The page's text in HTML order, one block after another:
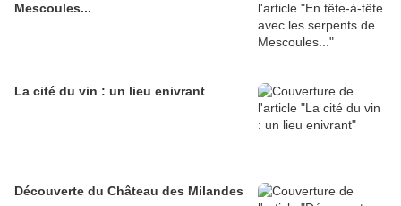
Mescoules...
La cité du vin : un lieu enivrant
Découverte du Château des Milandes